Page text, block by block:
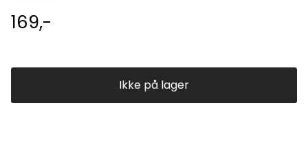
169,-
Ikke på lager